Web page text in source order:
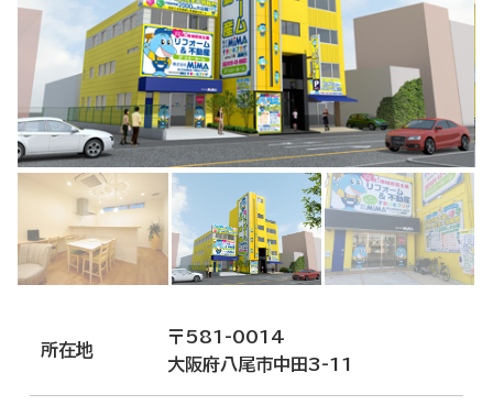
リフォームの流れ
お知らせ
会社概要
所在地
〒581-0014
大阪府八尾市中田3-11